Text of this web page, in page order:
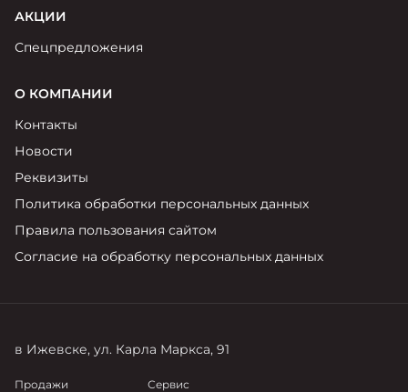
АКЦИИ
Спецпредложения
О КОМПАНИИ
Контакты
Новости
Реквизиты
Политика обработки персональных данных
Правила пользования сайтом
Согласие на обработку персональных данных
в Ижевске, ул. Карла Маркса, 91
Продажи Сервис